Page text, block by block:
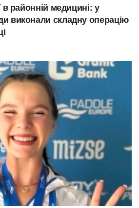
в районній медицині: у
виконали складну операцію